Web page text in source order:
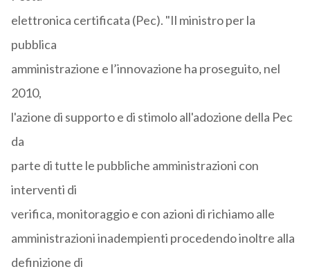
elettronica certificata (Pec). "Il ministro per la
pubblica
amministrazione e l’innovazione ha proseguito, nel
2010,
l'azione di supporto e di stimolo all'adozione della Pec
da
parte di tutte le pubbliche amministrazioni con
interventi di
verifica, monitoraggio e con azioni di richiamo alle
amministrazioni inadempienti procedendo inoltre alla
definizione di